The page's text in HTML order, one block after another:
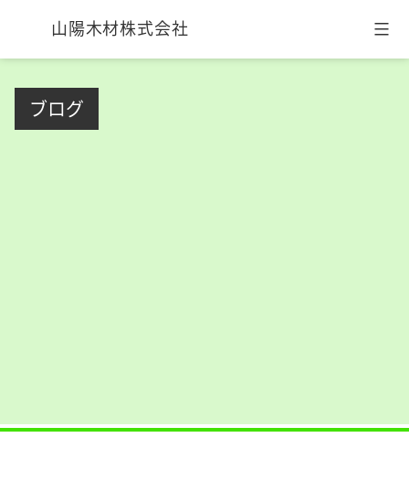
山陽木材株式会社
ブログ